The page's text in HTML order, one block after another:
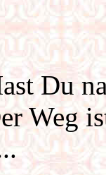
Du
Weg